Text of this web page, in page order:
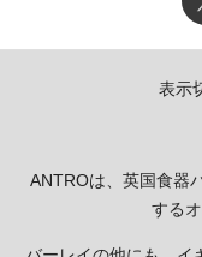
表示
ANTROは、英国食器
する